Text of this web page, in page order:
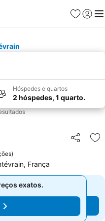
Favoritos
Iniciar
Hóspedes e quartos
2 hóspedes, 1 quarto.
Partilhar
)
França
exatos.
exatos.